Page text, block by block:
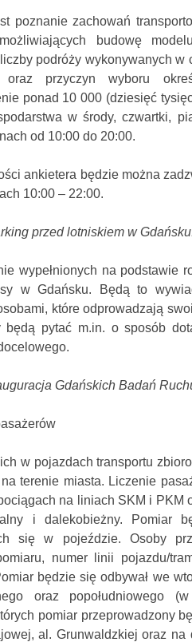
poznanie zachowań
budowę
podróży wykonywanych w
przyczyn wyboru
ponad 10 000 (dziesięć
w środy, czwartki,
od 10:00 do 20:00.
ankietera będzie można
10:00 – 22:00.
przed lotniskiem w
wypełnionych na podstawie
w Gdańsku. Będą to
które odprowadzają
będą pytać m.in. o sposób
Gdańskich Badań
w pojazdach transportu
terenie miasta. Liczenie
na liniach SKM i PKM
i dalekobieżny. Pomiar
się w pojeździe. Osoby
numer linii pojazdu/
będzie się odbywał we
oraz popołudniowego
pomiar przeprowadzony
al. Grunwaldzkiej oraz na